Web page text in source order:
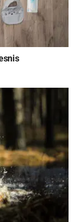
poveikį,
laikas.
ir audiniams.
ligų
dažnis.